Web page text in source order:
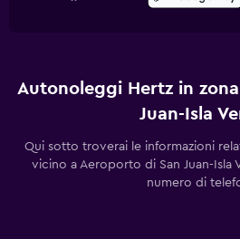
Autonoleggi Hertz in
Juan-Isla
Qui sotto troverai le informazioni
vicino a Aeroporto di San Juan-Isla
numero di